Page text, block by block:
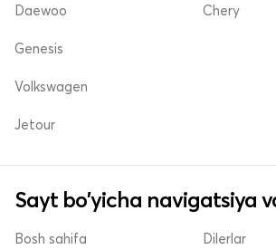
Daewoo Chery
Genesis
Volkswagen
Jetour
Sayt bo'yicha navigatsiya
Bosh sahifa Dilerlar